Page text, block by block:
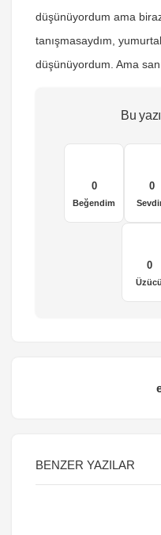
düşünüyordum ama
tanışmasaydım,
düşünüyordum. Ama
Bu
0
Beğendim
0
0
Üzücü
BENZER YAZILAR